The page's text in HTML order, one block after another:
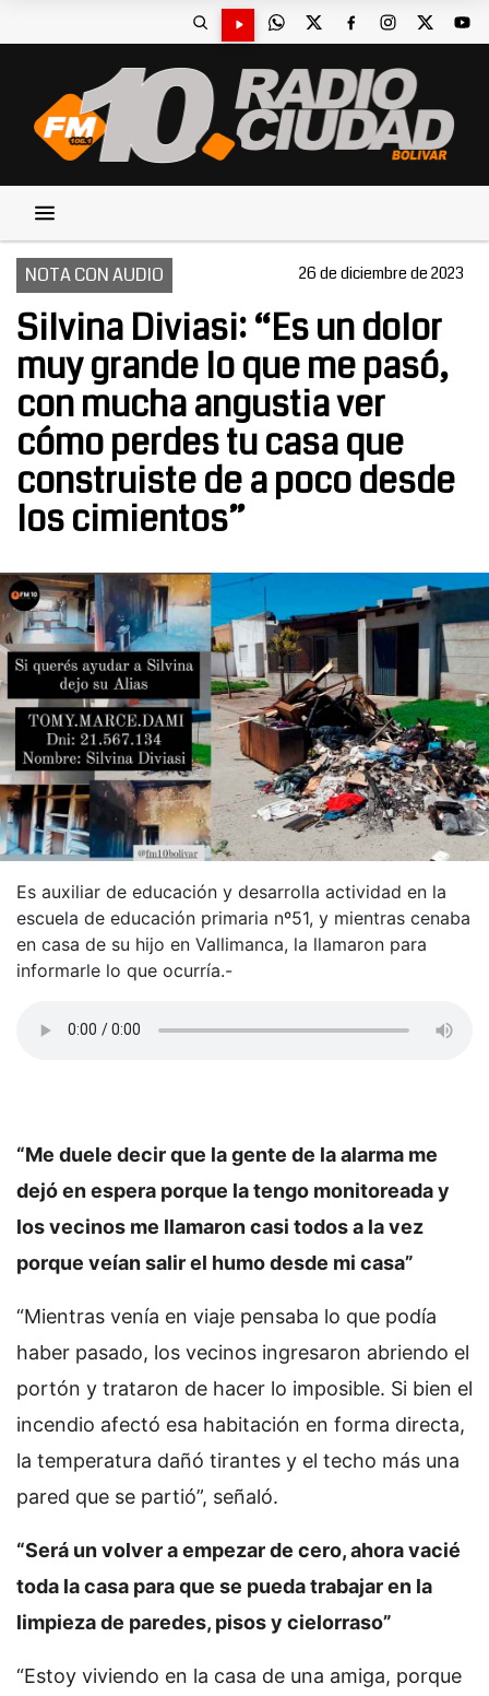
NOTA CON AUDIO 26 de diciembre de 2023
Silvina Diviasi: “Es un dolor
muy grande lo que me pasó,
con mucha angustia ver
cómo perdes tu casa que
construiste de a poco desde
los cimientos”
Es auxiliar de educación y desarrolla actividad en la
escuela de educación primaria nº51, y mientras cenaba
en casa de su hijo en Vallimanca, la llamaron para
informarle lo que ocurría.-
“Me duele decir que la gente de la alarma me
dejó en espera porque la tengo monitoreada y
los vecinos me llamaron casi todos a la vez
porque veían salir el humo desde mi casa”
“Mientras venía en viaje pensaba lo que podía
haber pasado, los vecinos ingresaron abriendo el
portón y trataron de hacer lo imposible. Si bien el
incendio afectó esa habitación en forma directa,
la temperatura dañó tirantes y el techo más una
pared que se partió”, señaló.
“Será un volver a empezar de cero, ahora vacié
toda la casa para que se pueda trabajar en la
limpieza de paredes, pisos y cielorraso”
“Estoy viviendo en la casa de una amiga, porque